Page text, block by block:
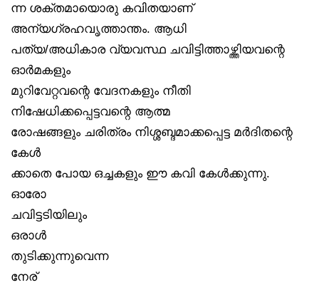
ന്ന ശക്തമായൊരു കവിതയാണ്
അന്യഗ്രഹവൃത്താന്തം. ആധി
പത്യ/അധികാര വ്യവസ്ഥ ചവിട്ടിത്താഴ്ത്തിയവന്റെ
ഓർമകളും
മുറിവേറ്റവന്റെ വേദനകളും നീതി
നിഷേധിക്കപ്പെട്ടവന്റെ ആത്മ
രോഷങ്ങളും ചരിത്രം നിശ്ശബ്ദമാക്കപ്പെട്ട മർദിതന്റെ
കേൾ
ക്കാതെ പോയ ഒച്ചകളും ഈ കവി കേൾക്കുന്നു.
ഓരോ
ചവിട്ടടിയിലും
ഒരാൾ
തുടിക്കുന്നുവെന്ന
നേര്